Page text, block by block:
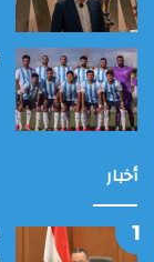
أخبار